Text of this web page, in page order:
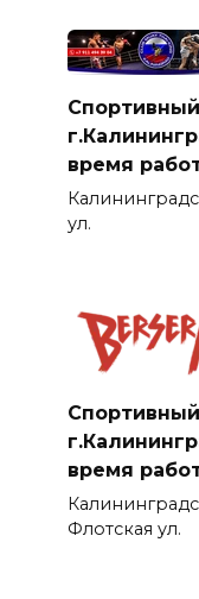
время
ул.
время
Флотская ул.